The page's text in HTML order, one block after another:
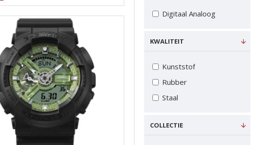
Digitaal Analoog
KWALITEIT
Kunststof
Rubber
Staal
COLLECTIE